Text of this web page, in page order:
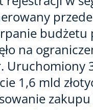
budżetu
na
Uruchomiony
1,6 mld